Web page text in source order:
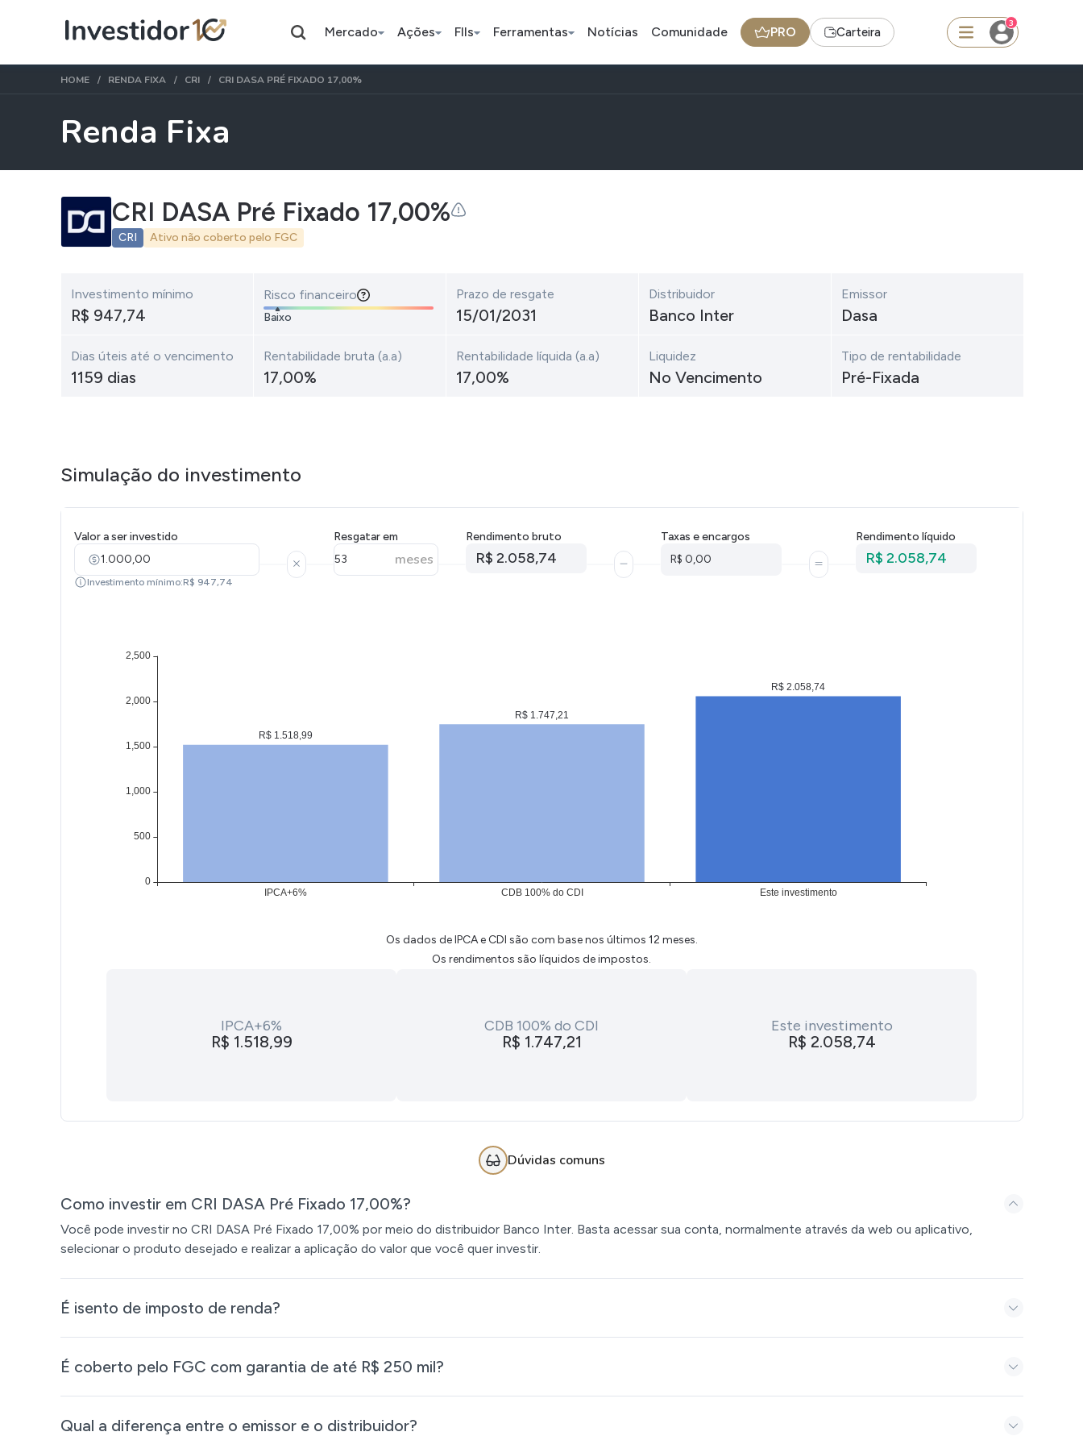
Mercado Ações FIIs Ferramentas Notícias Comunidade PRO Carteira
3
Assuntos do momento
Ibovespa Selic Bradesco
Taesa
Itausa
Weg
Klabin
XPML11
RECR11
XPLG11
HASH11
Tesla
Apple
Google
Bitcoin
Ethereum
Dogecoin
Solana
Agenda de Dividendos
Radar do Dividendo Inteligente
Comparador de Ativos
As Ações Mais Buscadas
HOME RENDA FIXA CRI CRI DASA PRÉ FIXADO 17,00%
Renda Fixa
CRI DASA Pré Fixado 17,00%
CRI Ativo não coberto pelo FGC
Investimento mínimo
R$ 947,74
Risco financeiro
Baixo
Prazo de resgate
15/01/2031
Distribuidor
Banco Inter
Emissor
Dasa
Dias úteis até o vencimento
1159 dias
Rentabilidade bruta (a.a)
17,00%
Rentabilidade líquida (a.a)
17,00%
Liquidez
No Vencimento
Tipo de rentabilidade
Pré-Fixada
Simulação do investimento
Valor a ser investido
Investimento mínimo:R$ 947,74
Resgatar em
meses
Rendimento bruto
R$ 2.058,74
Taxas e encargos
R$ 0,00
Rendimento líquido
R$ 2.058,74
Os dados de IPCA e CDI são com base nos últimos 12 meses.
Os rendimentos são líquidos de impostos.
IPCA+6%
R$ 1.518,99
CDB 100% do CDI
R$ 1.747,21
Este investimento
R$ 2.058,74
Dúvidas comuns
Como investir em CRI DASA Pré Fixado 17,00%?
Você pode investir no CRI DASA Pré Fixado 17,00% por meio do distribuidor Banco Inter. Basta acessar sua conta, normalmente através da web ou aplicativo,
selecionar o produto desejado e realizar a aplicação do valor que você quer investir.
É isento de imposto de renda?
É coberto pelo FGC com garantia de até R$ 250 mil?
Qual a diferença entre o emissor e o distribuidor?